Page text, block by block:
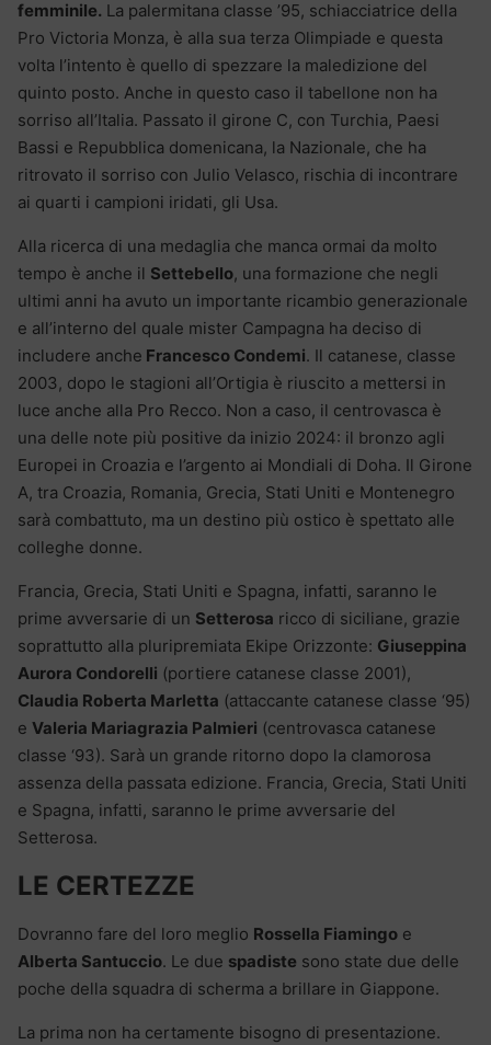
femminile. La palermitana classe ’95, schiacciatrice della
Pro Victoria Monza, è alla sua terza Olimpiade e questa
volta l’intento è quello di spezzare la maledizione del
quinto posto. Anche in questo caso il tabellone non ha
sorriso all’Italia. Passato il girone C, con Turchia, Paesi
Bassi e Repubblica domenicana, la Nazionale, che ha
ritrovato il sorriso con Julio Velasco, rischia di incontrare
ai quarti i campioni iridati, gli Usa.
Alla ricerca di una medaglia che manca ormai da molto
tempo è anche il Settebello, una formazione che negli
ultimi anni ha avuto un importante ricambio generazionale
e all’interno del quale mister Campagna ha deciso di
includere anche Francesco Condemi. Il catanese, classe
2003, dopo le stagioni all’Ortigia è riuscito a mettersi in
luce anche alla Pro Recco. Non a caso, il centrovasca è
una delle note più positive da inizio 2024: il bronzo agli
Europei in Croazia e l’argento ai Mondiali di Doha. Il Girone
A, tra Croazia, Romania, Grecia, Stati Uniti e Montenegro
sarà combattuto, ma un destino più ostico è spettato alle
colleghe donne.
Francia, Grecia, Stati Uniti e Spagna, infatti, saranno le
prime avversarie di un Setterosa ricco di siciliane, grazie
soprattutto alla pluripremiata Ekipe Orizzonte: Giuseppina
Aurora Condorelli (portiere catanese classe 2001),
Claudia Roberta Marletta (attaccante catanese classe ‘95)
e Valeria Mariagrazia Palmieri (centrovasca catanese
classe ‘93). Sarà un grande ritorno dopo la clamorosa
assenza della passata edizione. Francia, Grecia, Stati Uniti
e Spagna, infatti, saranno le prime avversarie del
Setterosa.
LE CERTEZZE
Dovranno fare del loro meglio Rossella Fiamingo e
Alberta Santuccio. Le due spadiste sono state due delle
poche della squadra di scherma a brillare in Giappone.
La prima non ha certamente bisogno di presentazione.